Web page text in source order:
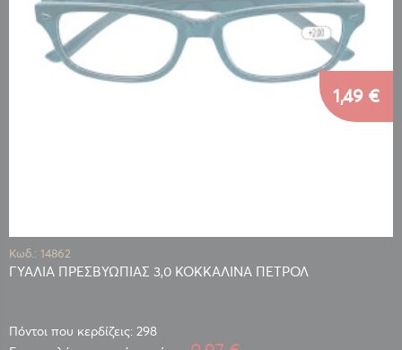
Κωδ.: 14862
ΓΥΑΛΙΑ ΠΡΕΣΒΥΩΠΙΑΣ 3,0 ΚΟΚΚΑΛΙΝΑ ΠΕΤΡΟΛ
Πόντοι που κερδίζεις: 298
1,49 €